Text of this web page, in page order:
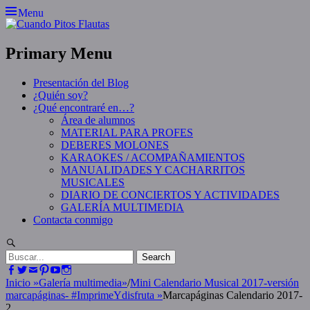
Skip
to
Menu
Primary Menu
Presentación del Blog
¿Quién soy?
¿Qué encontraré en…?
Área de alumnos
MATERIAL PARA PROFES
DEBERES MOLONES
KARAOKES / ACOMPAÑAMIENTOS
MANUALIDADES Y CACHARRITOS
MUSICALES
DIARIO DE CONCIERTOS Y ACTIVIDADES
GALERÍA MULTIMEDIA
Contacta conmigo
Search
for:Facebook
Twitter
EmailPinterest
YouTube
Inicio »Galería multimedia»/Mini Calendario Musical 2017-versión
marcapáginas- #ImprimeYdisfruta »Marcapáginas Calendario 2017-
2